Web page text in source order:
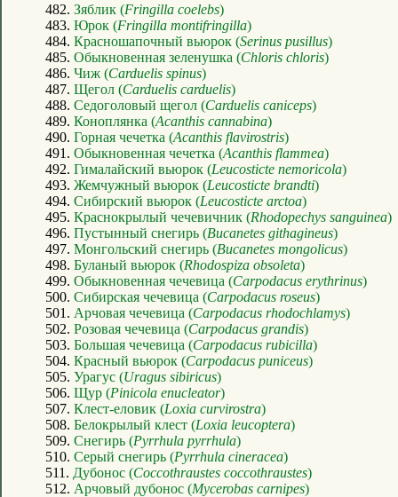
482. Зяблик (Fringilla coelebs)
483. Юрок (Fringilla montifringilla)
484. Красношапочный вьюрок (Serinus pusillus)
485. Обыкновенная зеленушка (Chloris chloris)
486. Чиж (Carduelis spinus)
487. Щегол (Carduelis carduelis)
488. Седоголовый щегол (Carduelis caniceps)
489. Коноплянка (Acanthis cannabina)
490. Горная чечетка (Acanthis flavirostris)
491. Обыкновенная чечетка (Acanthis flammea)
492. Гималайский вьюрок (Leucosticte nemoricola)
493. Жемчужный вьюрок (Leucosticte brandti)
494. Сибирский вьюрок (Leucosticte arctoa)
495. Краснокрылый чечевичник (Rhodopechys sanguinea)
496. Пустынный снегирь (Bucanetes githagineus)
497. Монгольский снегирь (Bucanetes mongolicus)
498. Буланый вьюрок (Rhodospiza obsoleta)
499. Обыкновенная чечевица (Carpodacus erythrinus)
500. Сибирская чечевица (Carpodacus roseus)
501. Арчовая чечевица (Carpodacus rhodochlamys)
502. Розовая чечевица (Carpodacus grandis)
503. Большая чечевица (Carpodacus rubicilla)
504. Красный вьюрок (Carpodacus puniceus)
505. Урагус (Uragus sibiricus)
506. Щур (Pinicola enucleator)
507. Клест-еловик (Loxia curvirostra)
508. Белокрылый клест (Loxia leucoptera)
509. Снегирь (Pyrrhula pyrrhula)
510. Серый снегирь (Pyrrhula cineracea)
511. Дубонос (Coccothraustes coccothraustes)
512. Арчовый дубонос (Mycerobas carnipes)